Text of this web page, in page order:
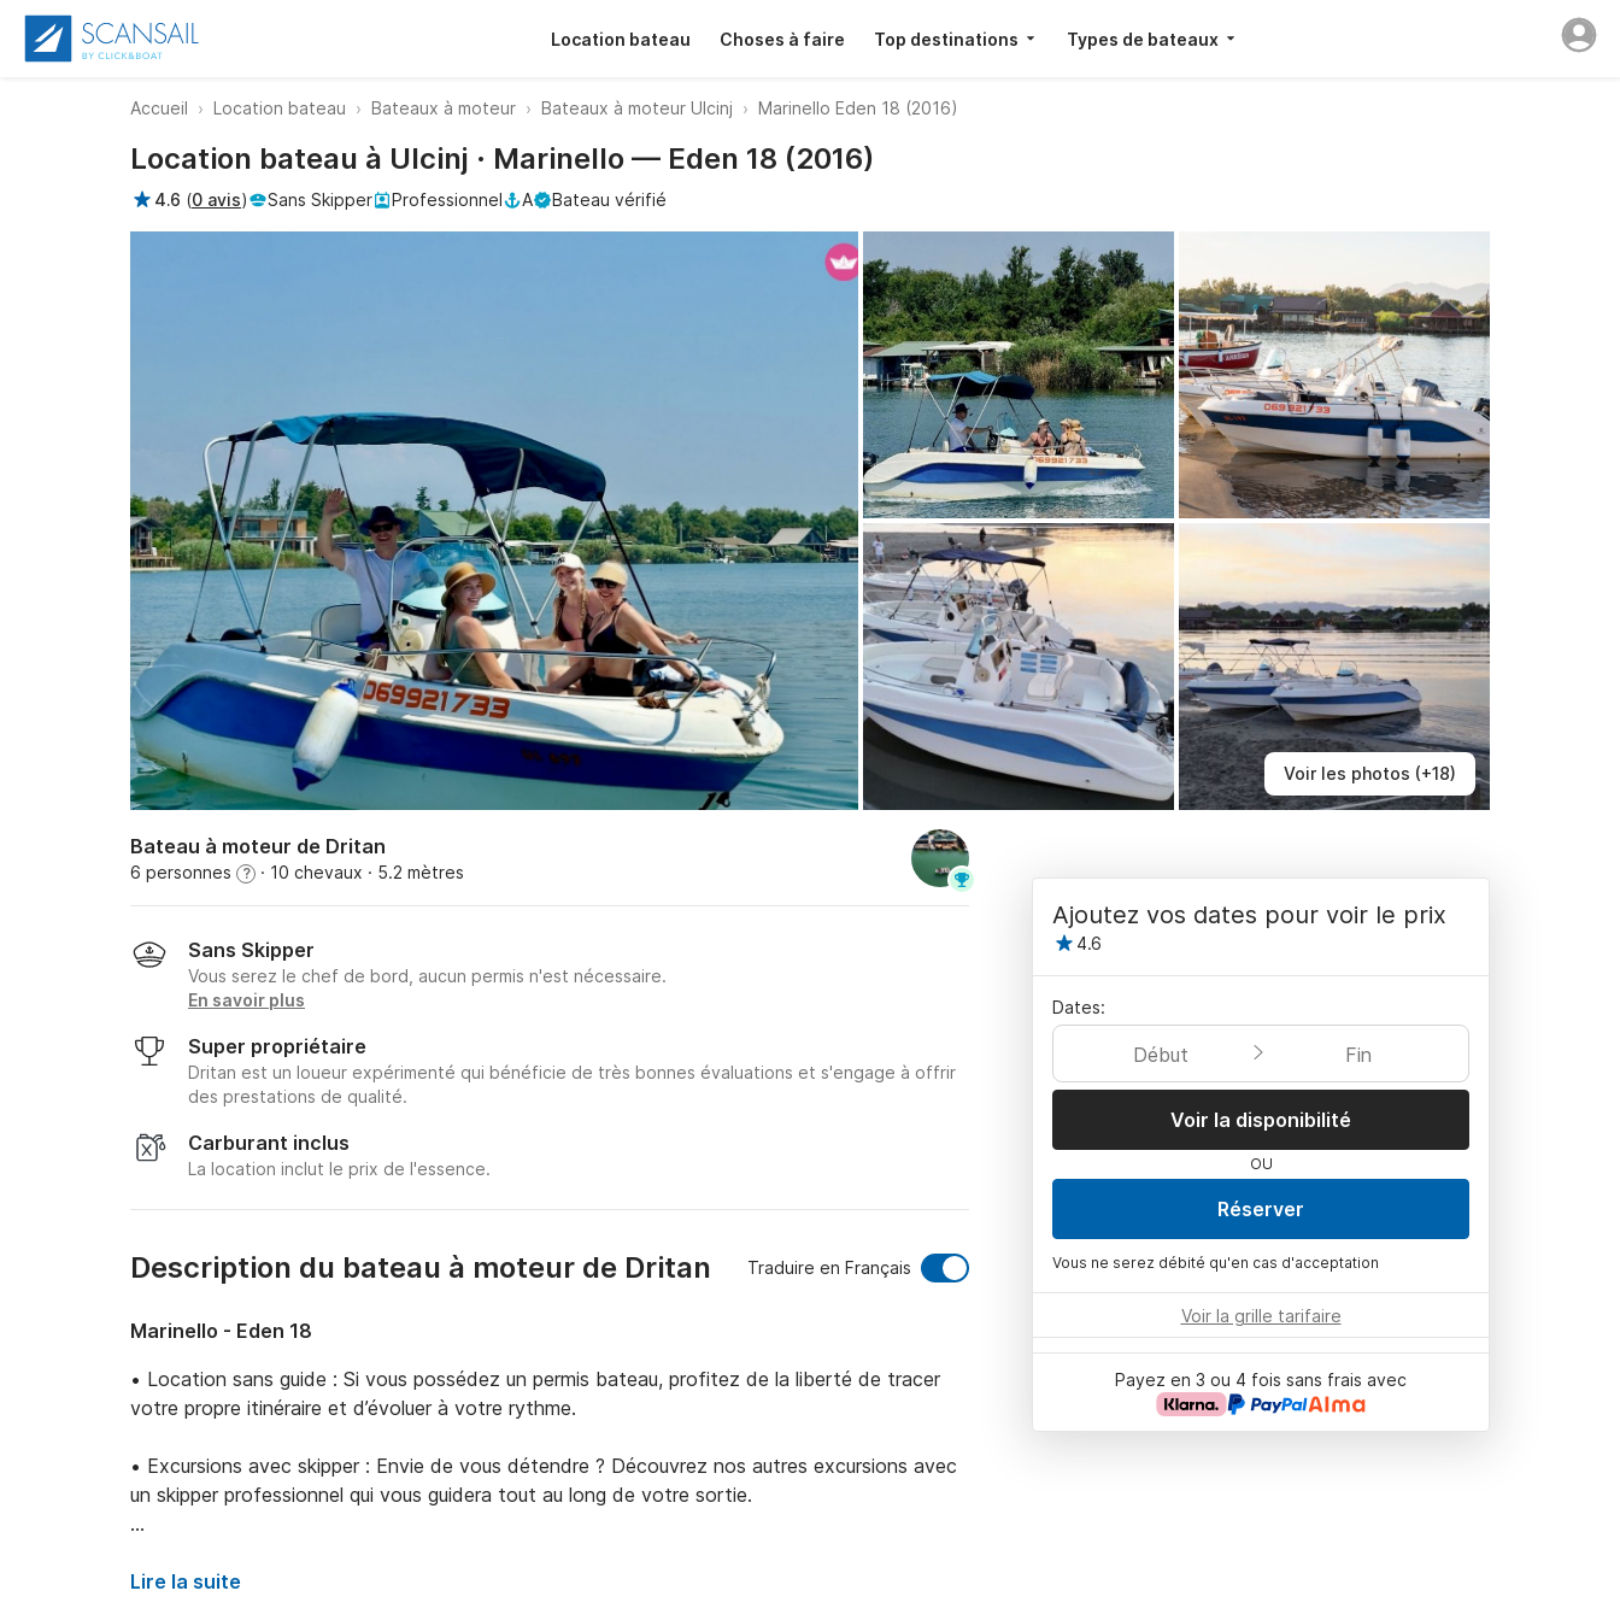
Location bateau Choses à faire Top destinations Types de bateaux
Accueil Location bateau Bateaux à moteur Bateaux à moteur Ulcinj Marinello Eden 18 (2016)
Voir les photos (+18)
Location bateau à Ulcinj · Marinello — Eden 18 (2016)
4.6 (0 avis) Sans Skipper Professionnel A Bateau vérifié
Bateau à moteur de Dritan
6 personnes ? · 10 chevaux · 5.2 mètres
Sans Skipper
Vous serez le chef de bord, aucun permis n'est nécessaire.
En savoir plus
Super propriétaire
Dritan est un loueur expérimenté qui bénéficie de très bonnes évaluations et s'engage à offrir
des prestations de qualité.
Carburant inclus
La location inclut le prix de l'essence.
Description du bateau à moteur de Dritan Traduire en Français
Marinello - Eden 18
• Location sans guide : Si vous possédez un permis bateau, profitez de la liberté de tracer
votre propre itinéraire et d’évoluer à votre rythme.
• Excursions avec skipper : Envie de vous détendre ? Découvrez nos autres excursions avec
un skipper professionnel qui vous guidera tout au long de votre sortie.
Contactez-nous à l’avance pour réserver cette activité passionnante (avec un petit
Lire la suite
Ajoutez vos dates pour voir le prix
4.6
Dates:
Début Fin
Voir la disponibilité
OU
Réserver
Vous ne serez débité qu'en cas d'acceptation
Voir la grille tarifaire
Payez en 3 ou 4 fois sans frais avec